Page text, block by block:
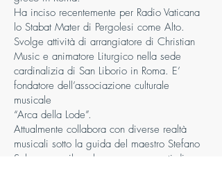
Ha inciso recentemente per Radio Vaticana
lo Stabat Mater di Pergolesi come Alto.
Svolge attività di arrangiatore di Christian
Music e animatore Liturgico nella sede
cardinalizia di San Liborio in Roma. E’
fondatore dell’associazione culturale
musicale
“Arca della Lode”.
Attualmente collabora con diverse realtà
musicali sotto la guida del maestro Stefano
Sabene con il quale esegue concerti di